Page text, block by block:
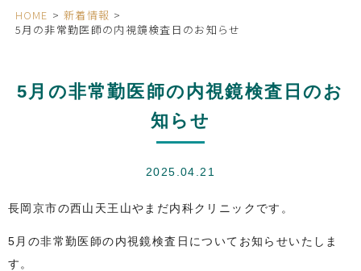
HOME > 新着情報 >
5月の非常勤医師の内視鏡検査日のお知らせ
5月の非常勤医師の内視鏡検査日のお
知らせ
2025.04.21
長岡京市の西山天王山やまだ内科クリニックです。
5月の非常勤医師の内視鏡検査日についてお知らせいたしま
す。